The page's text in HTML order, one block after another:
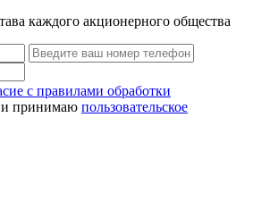
каждого акционерного общества
с правилами обработки
принимаю пользовательское